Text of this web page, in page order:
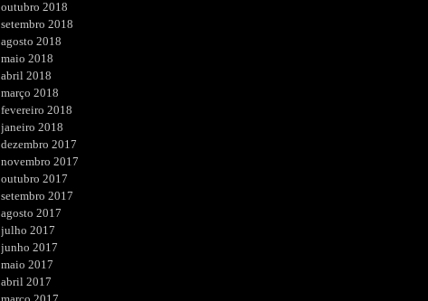
outubro 2018
setembro 2018
agosto 2018
maio 2018
abril 2018
março 2018
fevereiro 2018
janeiro 2018
dezembro 2017
novembro 2017
outubro 2017
setembro 2017
agosto 2017
julho 2017
junho 2017
maio 2017
abril 2017